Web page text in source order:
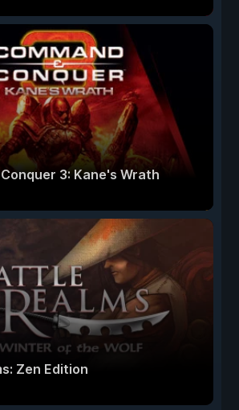
3: Kane's Wrath
Zen Edition